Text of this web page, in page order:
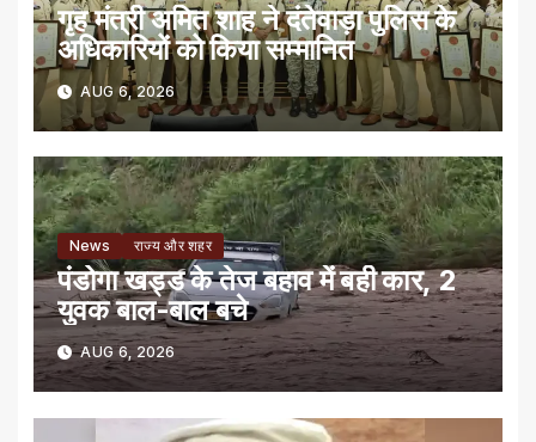
गृह मंत्री अमित शाह ने दंतेवाड़ा पुलिस के
अधिकारियों को किया सम्मानित
AUG 6, 2026
News राज्य और शहर
पंडोगा खड्ड के तेज बहाव में बही कार, 2
युवक बाल-बाल बचे
AUG 6, 2026